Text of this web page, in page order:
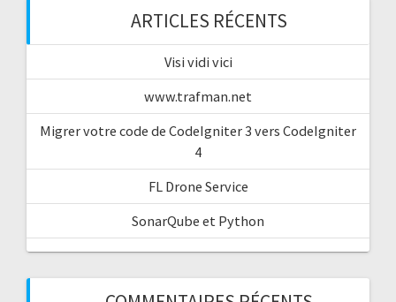
ARTICLES RÉCENTS
Visi vidi vici
www.trafman.net
Migrer votre code de CodeIgniter 3 vers CodeIgniter
4
FL Drone Service
SonarQube et Python